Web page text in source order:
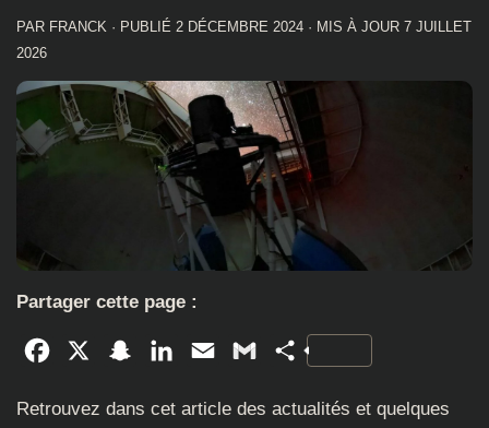
PAR FRANCK · PUBLIÉ 2 DÉCEMBRE 2024 · MIS À JOUR 7 JUILLET
2026
Partager cette page :
Facebook SnapchatLinkedInEmail GmailPartager
Retrouvez dans cet article des actualités et quelques